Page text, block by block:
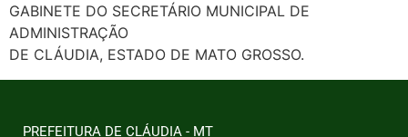
GABINETE DO SECRETÁRIO MUNICIPAL DE
ADMINISTRAÇÃO
DE CLÁUDIA, ESTADO DE MATO GROSSO.
PREFEITURA DE CLÁUDIA - MT